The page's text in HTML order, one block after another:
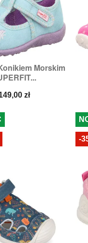
Morskim
zł
podgląd
24,25,
-